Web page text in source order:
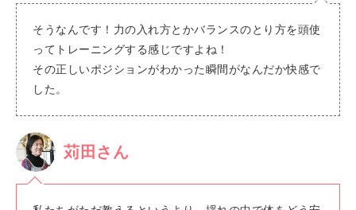
そうなんです！力の入れ方とかバランスのとり方を頭使
ってトレーニングする感じですよね！
その正しいポジションがわかった瞬間がなんだか快感で
した。
苅田さん